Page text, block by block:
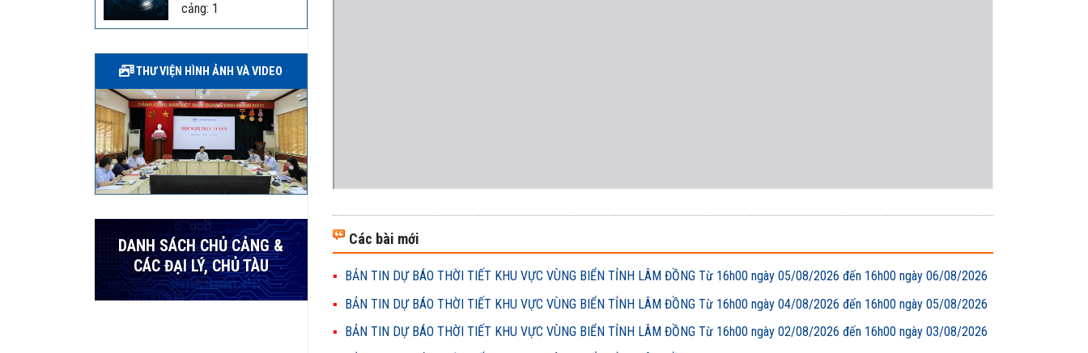
cảng: 1
THƯ VIỆN HÌNH ẢNH VÀ VIDEO
DANH SÁCH CHỦ CẢNG &
CÁC ĐẠI LÝ, CHỦ TÀU
Các bài mới
BẢN TIN DỰ BÁO THỜI TIẾT KHU VỰC VÙNG BIỂN TỈNH LÂM ĐỒNG Từ 16h00 ngày 05/08/2026 đến 16h00 ngày 06/08/2026
BẢN TIN DỰ BÁO THỜI TIẾT KHU VỰC VÙNG BIỂN TỈNH LÂM ĐỒNG Từ 16h00 ngày 04/08/2026 đến 16h00 ngày 05/08/2026
BẢN TIN DỰ BÁO THỜI TIẾT KHU VỰC VÙNG BIỂN TỈNH LÂM ĐỒNG Từ 16h00 ngày 02/08/2026 đến 16h00 ngày 03/08/2026